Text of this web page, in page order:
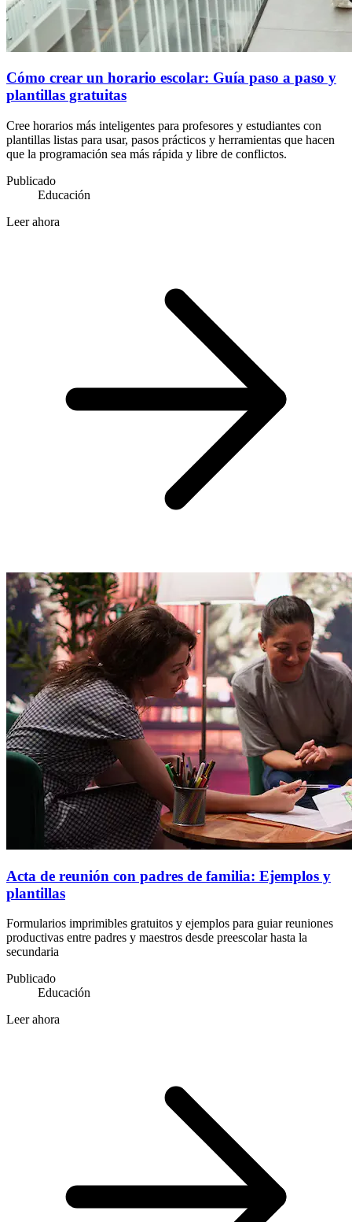
Cómo crear un horario escolar: Guía paso a paso y
plantillas gratuitas
Cree horarios más inteligentes para profesores y estudiantes con
plantillas listas para usar, pasos prácticos y herramientas que hacen
que la programación sea más rápida y libre de conflictos.
Publicado
Educación
Leer ahora
Acta de reunión con padres de familia: Ejemplos y
plantillas
Formularios imprimibles gratuitos y ejemplos para guiar reuniones
productivas entre padres y maestros desde preescolar hasta la
secundaria
Publicado
Educación
Leer ahora